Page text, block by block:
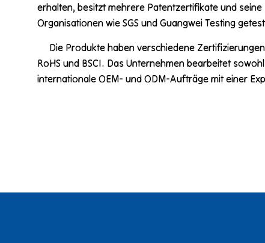
erhalten, besitzt mehrere Patentzertifikate und
Organisationen wie SGS und Guangwei Testing
Die Produkte haben verschiedene Zertifizierungen
RoHS und BSCI. Das Unternehmen bearbeitet
internationale OEM- und ODM-Aufträge mit einer